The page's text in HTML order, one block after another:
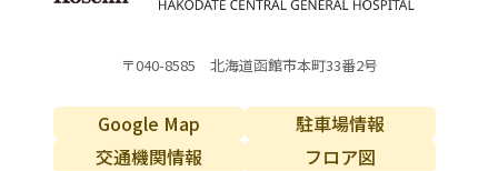
〒040-8585 北海道函館市本町33番2号
Google Map
駐車場情報
交通機関情報
フロア図